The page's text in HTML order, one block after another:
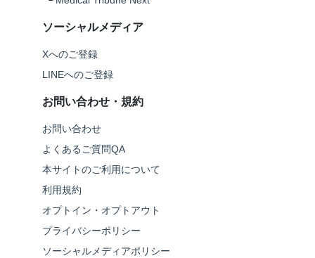
ソーシャルメディア
Xへのご登録
LINEへのご登録
お問い合わせ・規約
お問い合わせ
よくあるご質問QA
本サイトのご利用について
利用規約
オプトイン・オプトアウト
プライバシーポリシー
ソーシャルメディアポリシー